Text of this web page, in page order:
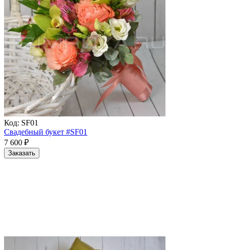
Код: SF01
Свадебный букет #SF01
7 600 ₽
Заказать